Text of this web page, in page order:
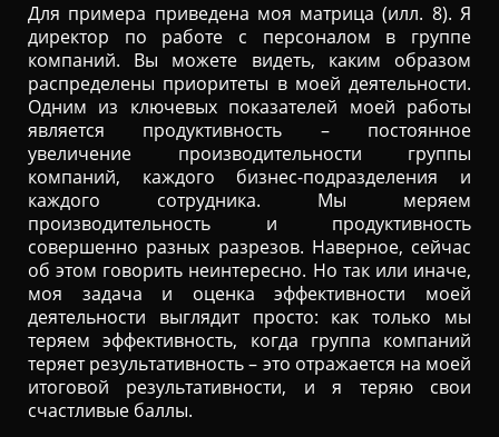
Для примера приведена моя матрица (илл. 8). Я
директор по работе с персоналом в группе
компаний. Вы можете видеть, каким образом
распределены приоритеты в моей деятельности.
Одним из ключевых показателей моей работы
является продуктивность – постоянное
увеличение производительности группы
компаний, каждого бизнес-подразделения и
каждого сотрудника. Мы меряем
производительность и продуктивность
совершенно разных разрезов. Наверное, сейчас
об этом говорить неинтересно. Но так или иначе,
моя задача и оценка эффективности моей
деятельности выглядит просто: как только мы
теряем эффективность, когда группа компаний
теряет результативность – это отражается на моей
итоговой результативности, и я теряю свои
счастливые баллы.